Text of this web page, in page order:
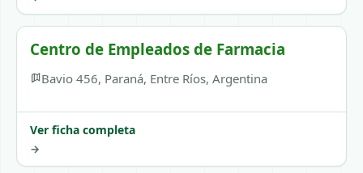
Centro de Empleados de Farmacia
Bavio 456, Paraná, Entre Ríos, Argentina
Ver ficha completa
→